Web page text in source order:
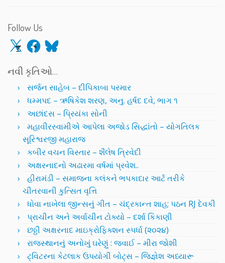
Follow Us
X Facebook
Bluesky
નવી કૃતિઓ…
સર્જન સાહેબ – દીપિકાબા પરમાર
ધમ્મપદ – ઋષિકેશ શરણ, અનુ. હર્ષદ દવે, ભાગ ૧
અછાંદસ – પ્રિયંકા સોની
મહાવીરસ્વામીએ આપેલા અજોડ સિદ્ધાંતો – યોગતિલક
સૂરિશ્વરજી મહારાજ
કબીર વચન વિસ્તાર – શૈલેષ ત્રિવેદી
અક્ષરનાદનો અઢારમા વર્ષમાં પ્રવેશ..
હીરામંડી – સમાજના કલંકને ભપકાદાર આર્ટ તરીકે
ચીતરવાની કુત્સિત વૃત્તિ
ધોવા નાખેલા જીન્સનું ગીત – ચંદ્રકાન્ત શાહ; પઠન RJ દેવકી
પ્રાચીન અને અર્વાચીન ટોક્યો – દર્શા કિકાણી
છઠ્ઠી અક્ષરનાદ માઇક્રોફિક્શન સ્પર્ધા (૨૦૨૪)
રાજસ્થાનનું અનોખું ઘરેણું : જવાઈ – મીરા જોશી
ટ્વિટરના કેટલાક ઉપયોગી બોટ્સ – જિજ્ઞેશ અધ્યારૂ